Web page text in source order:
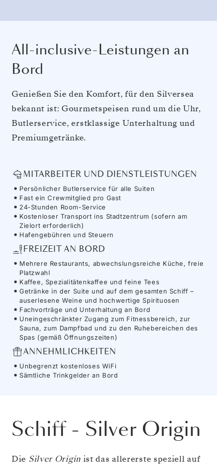
All-inclusive-Leistungen an
Bord
Genießen Sie den Komfort, für den Silversea
bekannt ist: Gourmetspeisen rund um die Uhr,
Butlerservice, erstklassige Unterhaltung und
Premiumgetränke.
MITARBEITER UND DIENSTLEISTUNGEN
Persönlicher Butlerservice für alle Suiten
Fast ein Crewmitglied pro Gast
24-Stunden Room-Service
Kostenloser Transport ins Stadtzentrum (sofern am
Zielort erforderlich)
Hafengebühren und Steuern
FREIZEIT AN BORD
Mehrere Restaurants, abwechslungsreiche Küche, freie
Platzwahl
Kaffee, Spezialitätenkaffee und feine Tees
Getränke in der Suite und auf dem gesamten Schiff –
auserlesene Weine und hochwertige Spirituosen
Fachvorträge und Unterhaltung an Bord
Uneingeschränkter Zugang zum Fitnessbereich, zur
Sauna, zum Dampfbad und zu den Ruhebereichen des
Spas (gemäß Öffnungszeiten)
ANNEHMLICHKEITEN
Unbegrenzt kostenloses WiFi
Sämtliche Trinkgelder an Bord
Schiff- Silver Origin
Die Silver Origin ist das allererste speziell auf